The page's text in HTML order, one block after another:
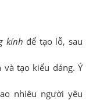
kính để tạo lỗ, sau
tạo kiểu dáng. Ý
nhiêu người yêu